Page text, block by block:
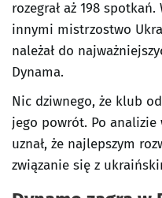
rozegrał aż 198
innymi mistrzostwo
należał do
Dynama.
Nic dziwnego, że klub od
jego powrót. Po
uznał, że najlepszym
związanie się z